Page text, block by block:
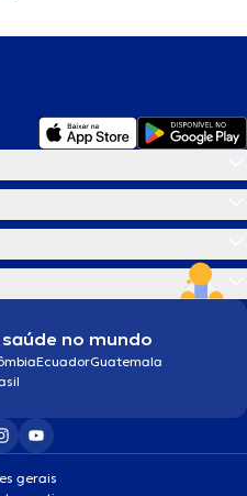
no mundo
EcuadorGuatemala
gerais